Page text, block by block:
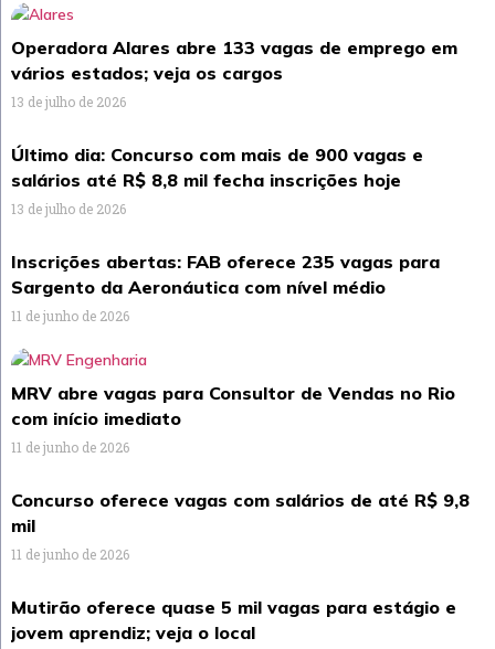
Operadora Alares abre 133 vagas de emprego em
vários estados; veja os cargos
13 de julho de 2026
Último dia: Concurso com mais de 900 vagas e
salários até R$ 8,8 mil fecha inscrições hoje
13 de julho de 2026
Inscrições abertas: FAB oferece 235 vagas para
Sargento da Aeronáutica com nível médio
11 de junho de 2026
MRV abre vagas para Consultor de Vendas no Rio
com início imediato
11 de junho de 2026
Concurso oferece vagas com salários de até R$ 9,8
mil
11 de junho de 2026
Mutirão oferece quase 5 mil vagas para estágio e
jovem aprendiz; veja o local